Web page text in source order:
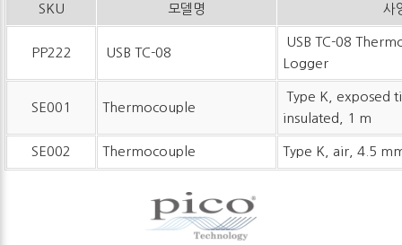
SKU 모델명 사
PP222 USB TC-08
USB TC-08
Logger
SE001 Thermocouple
Type K, exposed
insulated, 1 m
SE002 Thermocouple Type K, air, 4.5